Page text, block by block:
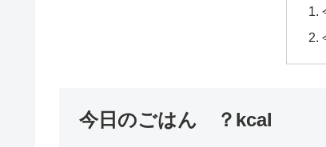
今日のごはん ？kcal